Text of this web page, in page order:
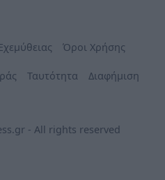
Όροι Χρήσης
Ταυτότητα Διαφήμιση
- All rights reserved